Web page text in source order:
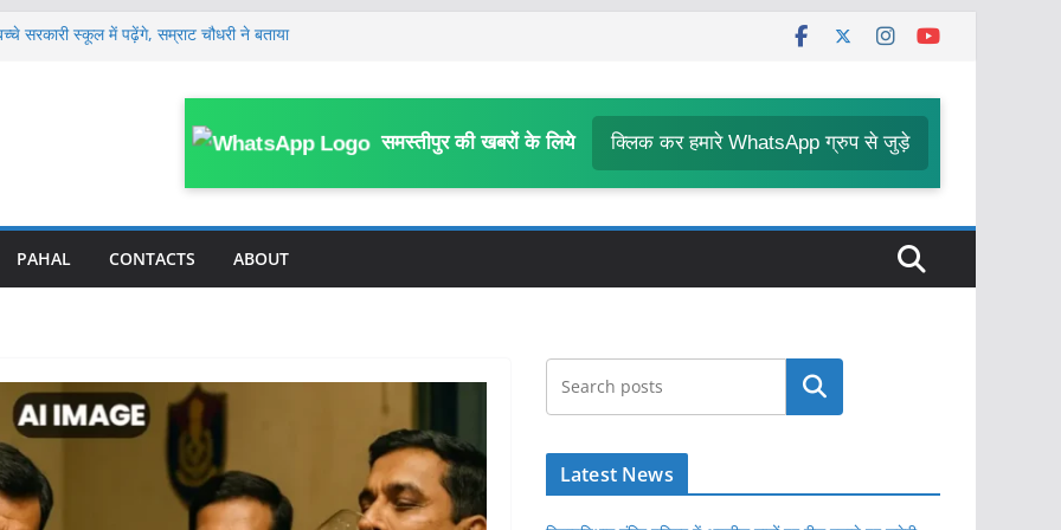
सरकारी स्कूल में पढ़ेंगे, सम्राट चौधरी ने बताया
के पास पहुंचे तेजस्वी यादव, AK 47 चलाने वाले
रिकवर करने की नई व्यवस्था लागू, बैंक से बाहर
समस्तीपुर की खबरों के लिये क्लिक कर हमारे WhatsApp ग्रुप से जुड़े
PAHAL CONTACTS ABOUT
खोजें
Latest News